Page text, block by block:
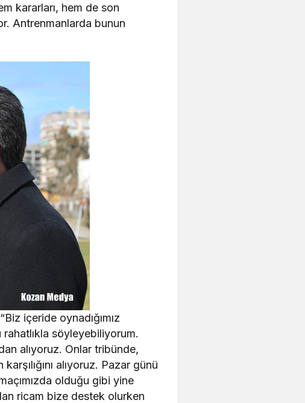
kararları, hem de son
Antrenmanlarda bunun
içeride oynadığımız
söyleyebiliyorum.
alıyoruz. Onlar tribünde,
alıyoruz. Pazar günü
olduğu gibi yine
ricam bize destek olurken